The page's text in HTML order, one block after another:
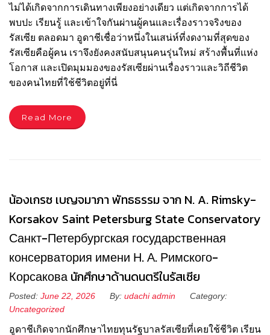
ไม่ได้เกิดจากการเดินทางเพียงอย่างเดียว แต่เกิดจากการได้
พบปะ เรียนรู้ และเข้าใจกันผ่านผู้คนและเรื่องราวจริงของ
รัสเซีย ตลอดมา อูดาชีเชื่อว่าหนึ่งในเสน่ห์ที่งดงามที่สุดของ
รัสเซียคือผู้คน เราจึงยังคงสนับสนุนคนรุ่นใหม่ สร้างพื้นที่แห่ง
โอกาส และเปิดมุมมองของรัสเซียผ่านเรื่องราวและวิถีชีวิต
ของคนไทยที่ใช้ชีวิตอยู่ที่นี่
Read More
น้องเกรซ เบญจมาภา พัทธธรรม จาก N. A. Rimsky-
Korsakov Saint Petersburg State Conservatory
Санкт-Петербургская государственная
консерватория имени Н. А. Римского-
Корсакова นักศึกษาด้านดนตรีในรัสเซีย
Posted: June 22, 2026 By: udachi admin
Category:
Uncategorized
อูดาชีเกิดจากนักศึกษาไทยทุนรัฐบาลรัสเซียที่เคยใช้ชีวิต เรียน